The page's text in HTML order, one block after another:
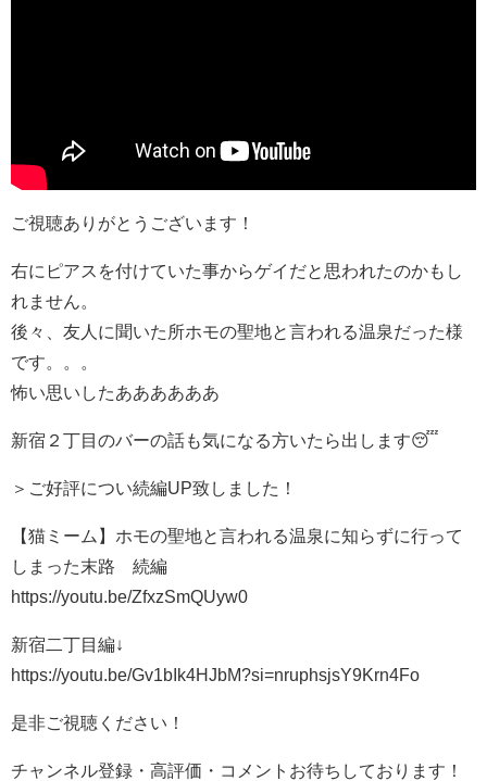
ご視聴ありがとうございます！
右にピアスを付けていた事からゲイだと思われたのかもし
れません。
後々、友人に聞いた所ホモの聖地と言われる温泉だった様
です。。。
怖い思いしたああああああ
新宿２丁目のバーの話も気になる方いたら出します😴
＞ご好評につい続編UP致しました！
【猫ミーム】ホモの聖地と言われる温泉に知らずに行って
しまった末路 続編
https://youtu.be/ZfxzSmQUyw0
新宿二丁目編↓
https://youtu.be/Gv1bIk4HJbM?si=nruphsjsY9Krn4Fo
是非ご視聴ください！
チャンネル登録・高評価・コメントお待ちしております！